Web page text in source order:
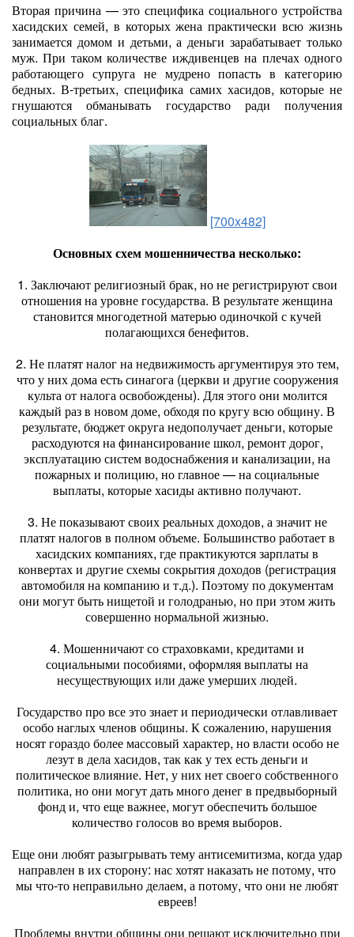
Вторая причина — это специфика социального устройства
хасидских семей, в которых жена практически всю жизнь
занимается домом и детьми, а деньги зарабатывает только
муж. При таком количестве иждивенцев на плечах одного
работающего супруга не мудрено попасть в категорию
бедных. В-третьих, специфика самих хасидов, которые не
гнушаются обманывать государство ради получения
социальных благ.
[700x482]
Основных схем мошенничества несколько:
1. Заключают религиозный брак, но не регистрируют свои
отношения на уровне государства. В результате женщина
становится многодетной матерью одиночкой с кучей
полагающихся бенефитов.
2. Не платят налог на недвижимость аргументируя это тем,
что у них дома есть синагога (церкви и другие сооружения
культа от налога освобождены). Для этого они молится
каждый раз в новом доме, обходя по кругу всю общину. В
результате, бюджет округа недополучает деньги, которые
расходуются на финансирование школ, ремонт дорог,
эксплуатацию систем водоснабжения и канализации, на
пожарных и полицию, но главное — на социальные
выплаты, которые хасиды активно получают.
3. Не показывают своих реальных доходов, а значит не
платят налогов в полном объеме. Большинство работает в
хасидских компаниях, где практикуются зарплаты в
конвертах и другие схемы сокрытия доходов (регистрация
автомобиля на компанию и т.д.). Поэтому по документам
они могут быть нищетой и голодранью, но при этом жить
совершенно нормальной жизнью.
4. Мошенничают со страховками, кредитами и
социальными пособиями, оформляя выплаты на
несуществующих или даже умерших людей.
Государство про все это знает и периодически отлавливает
особо наглых членов общины. К сожалению, нарушения
носят гораздо более массовый характер, но власти особо не
лезут в дела хасидов, так как у тех есть деньги и
политическое влияние. Нет, у них нет своего собственного
политика, но они могут дать много денег в предвыборный
фонд и, что еще важнее, могут обеспечить большое
количество голосов во время выборов.
Еще они любят разыгрывать тему антисемитизма, когда удар
направлен в их сторону: нас хотят наказать не потому, что
мы что-то неправильно делаем, а потому, что они не любят
евреев!
Проблемы внутри общины они решают исключительно при